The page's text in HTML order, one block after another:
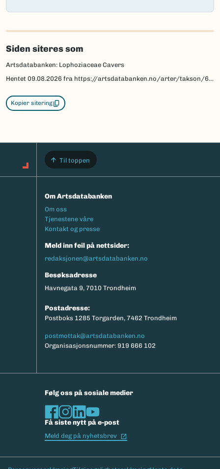
Failed
to
load
Siden siteres som
Artsdatabanken: Lophoziaceae Cavers
Hentet 09.08.2026 fra https://artsdatabanken.no/arter/takson/65221
Kopier sitering
Til toppen
Om Artsdatabanken
Footermeny
Om oss
Tjenestene våre
Kontakt og presse
Meld inn feil på nettsider:
redaksjonen@artsdatabanken.no
Besøksadresse
Havnegata 9, 7010 Trondheim
Postadresse:
Postboks 1285 Torgarden, 7462 Trondheim
postmottak@artsdatabanken.no
Organisasjonsnummer: 919 666 102
Følg oss på sosiale medier
Få siste nytt på e-post
Meld deg på nyhetsbrev